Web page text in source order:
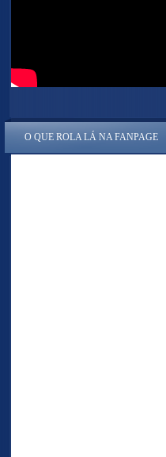
O QUE ROLA LÁ NA FANPAGE